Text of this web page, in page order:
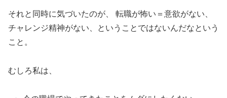
それと同時に気づいたのが、 転職が怖い＝意欲がない、
チャレンジ精神がない、ということではないんだなという
こと。
むしろ私は、